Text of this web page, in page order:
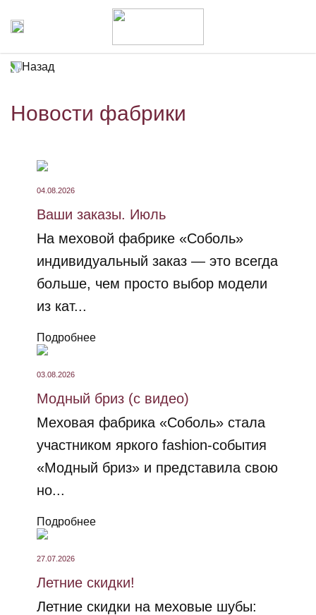
Назад
Новости фабрики
04.08.2026
Ваши заказы. Июль
На меховой фабрике «Соболь»
индивидуальный заказ — это всегда
больше, чем просто выбор модели
из кат...
Подробнее
03.08.2026
Модный бриз (с видео)
Меховая фабрика «Соболь» стала
участником яркого fashion-события
«Модный бриз» и представила свою
но...
Подробнее
27.07.2026
Летние скидки!
Летние скидки на меховые шубы: